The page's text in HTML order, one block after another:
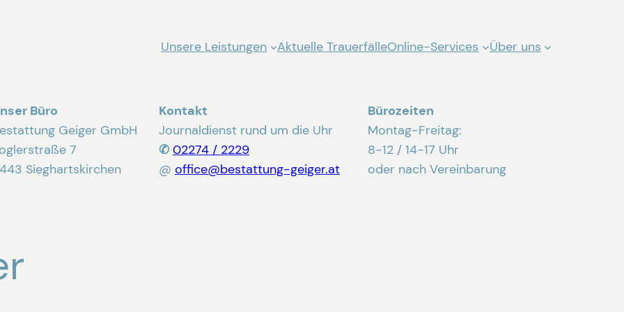
Unsere Leistungen Aktuelle TrauerfälleOnline-Services Über uns
Büro
Geiger GmbH
7
Sieghartskirchen
Kontakt
Journaldienst rund um die Uhr
✆ 02274 / 2229
@ office@bestattung-geiger.at
Bürozeiten
Montag-Freitag:
8-12 / 14-17 Uhr
oder nach Vereinbarung